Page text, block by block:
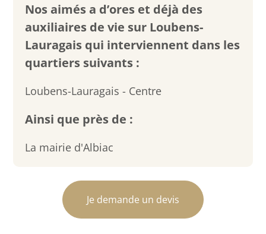
Nos aimés a d’ores et déjà des
auxiliaires de vie sur Loubens-
Lauragais qui interviennent dans les
quartiers suivants :
Loubens-Lauragais - Centre
Ainsi que près de :
La mairie d'Albiac
Je demande un devis